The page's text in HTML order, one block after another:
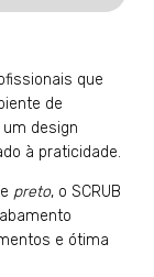
que
de
design
à praticidade.
preto, o SCRUB
e ótima